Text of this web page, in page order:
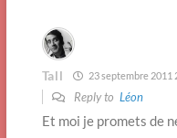
Tall 23 septembre 2011
Reply to Léon
Et moi je promets de